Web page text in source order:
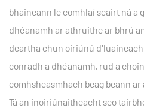
bhaineann le comhlaí scairt ná a
dhéanamh ar athruithe ar bhrú
deartha chun oiriúnú
conradh a dhéanamh, rud a
comhsheasmhach beag beann
Tá an inoiriúnaitheacht seo